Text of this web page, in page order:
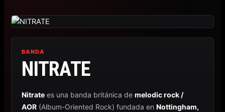
contenido
BANDA
NITRATE
Nitratees una banda británica de melodic rock /
AOR(Album-Oriented Rock) fundada en Nottingham,